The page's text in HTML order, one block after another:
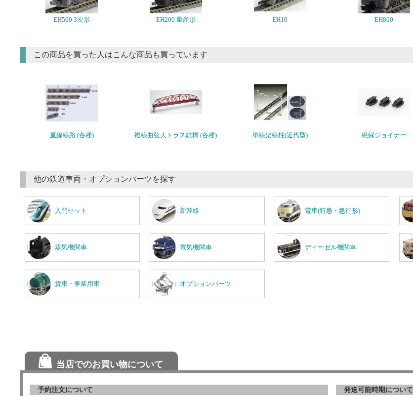
EH500 3次形 EH200 量産形 EH10 EH800
この商品を買った人はこんな商品も買っています
直線線路 (各種) 複線曲弦大トラス鉄橋 (各種) 単線架線柱(近代型) 絶縁ジョイナー
他の鉄道車両・オプションパーツを探す
入門セット 新幹線 電車(特急・急行形)
蒸気機関車 電気機関車 ディーゼル機関車
貨車・事業用車 オプションパーツ
当店でのお買い物について
予約注文について 発送可能時期について